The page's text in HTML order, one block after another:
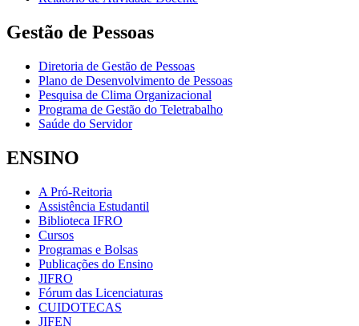
Gestão de Pessoas
Diretoria de Gestão de Pessoas
Plano de Desenvolvimento de Pessoas
Pesquisa de Clima Organizacional
Programa de Gestão do Teletrabalho
Saúde do Servidor
ENSINO
A Pró-Reitoria
Assistência Estudantil
Biblioteca IFRO
Cursos
Programas e Bolsas
Publicações do Ensino
JIFRO
Fórum das Licenciaturas
CUIDOTECAS
JIFEN